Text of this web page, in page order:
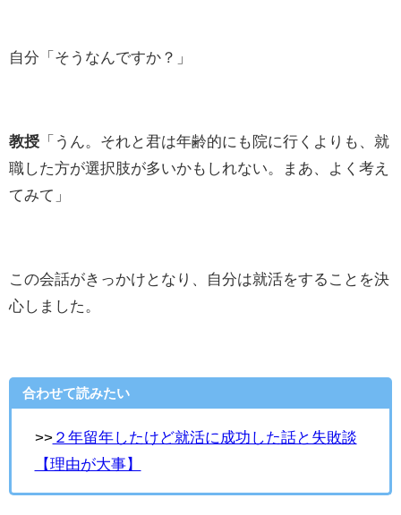
自分「そうなんですか？」
教授 「うん。それと君は年齢的にも院に行くよりも、就
職した方が選択肢が多いかもしれない。まあ、よく考え
てみて」
この会話がきっかけとなり、自分は就活をすることを決
心しました。
合わせて読みたい
>>２年留年したけど就活に成功した話と失敗談
【理由が大事】